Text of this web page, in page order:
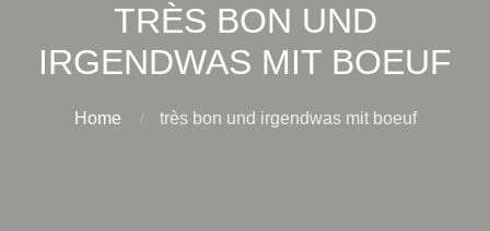
TRÈS BON UND
IRGENDWAS MIT BOEUF
Home très bon und irgendwas mit boeuf